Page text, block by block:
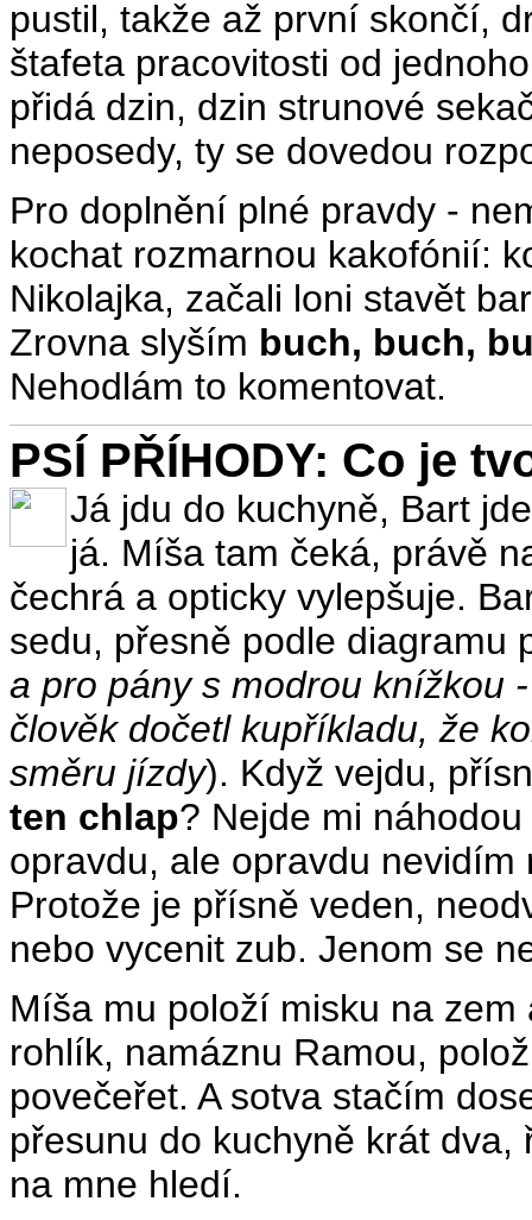
pustil, takže až první skončí,
štafeta pracovitosti od
přidá dzin, dzin strunové
neposedy, ty se dovedou
Pro doplnění plné pravdy -
kochat rozmarnou kakofónií:
Nikolajka, začali loni stavět
Zrovna slyším buch, buch,
Nehodlám to komentovat.
PSÍ PŘÍHODY: Co je
Já jdu do kuchyně, Bart
já. Míša tam čeká, právě
čechrá a opticky vylepšuje.
sedu, přesně podle diagramu
a pro pány s modrou knížkou
člověk dočetl kupříkladu, že
směru jízdy). Když vejdu,
ten chlap? Nejde mi
opravdu, ale opravdu nevidím
Protože je přísně veden,
nebo vycenit zub. Jenom se
Míša mu položí misku na
rohlík, namáznu Ramou,
povečeřet. A sotva stačím
přesunu do kuchyně krát
na mne hledí.